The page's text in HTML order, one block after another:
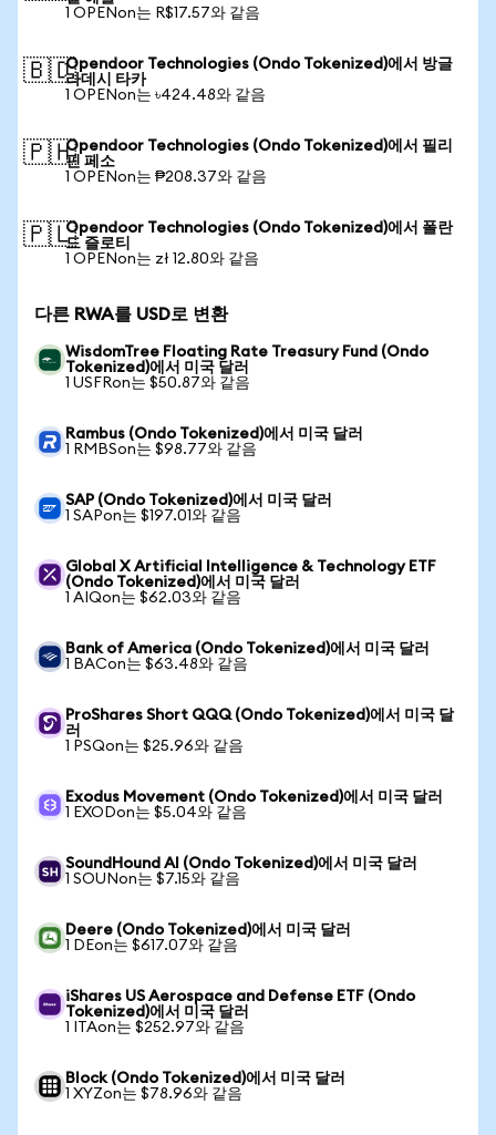
1 OPENon는 R$17.57와 같음
🇧🇩Opendoor Technologies (Ondo Tokenized)에서 방글
라데시 타카
1 OPENon는 ৳424.48와 같음
🇵🇭Opendoor Technologies (Ondo Tokenized)에서 필리
핀 페소
1 OPENon는 ₱208.37와 같음
🇵🇱Opendoor Technologies (Ondo Tokenized)에서 폴란
드 즐로티
1 OPENon는 zł 12.80와 같음
다른 RWA를 USD로 변환
WisdomTree Floating Rate Treasury Fund (Ondo
Tokenized)에서 미국 달러
1 USFRon는 $50.87와 같음
Rambus (Ondo Tokenized)에서 미국 달러
1 RMBSon는 $98.77와 같음
SAP (Ondo Tokenized)에서 미국 달러
1 SAPon는 $197.01와 같음
Global X Artificial Intelligence & Technology ETF
(Ondo Tokenized)에서 미국 달러
1 AIQon는 $62.03와 같음
Bank of America (Ondo Tokenized)에서 미국 달러
1 BACon는 $63.48와 같음
ProShares Short QQQ (Ondo Tokenized)에서 미국 달
러
1 PSQon는 $25.96와 같음
Exodus Movement (Ondo Tokenized)에서 미국 달러
1 EXODon는 $5.04와 같음
SoundHound AI (Ondo Tokenized)에서 미국 달러
1 SOUNon는 $7.15와 같음
Deere (Ondo Tokenized)에서 미국 달러
1 DEon는 $617.07와 같음
iShares US Aerospace and Defense ETF (Ondo
Tokenized)에서 미국 달러
1 ITAon는 $252.97와 같음
Block (Ondo Tokenized)에서 미국 달러
1 XYZon는 $78.96와 같음